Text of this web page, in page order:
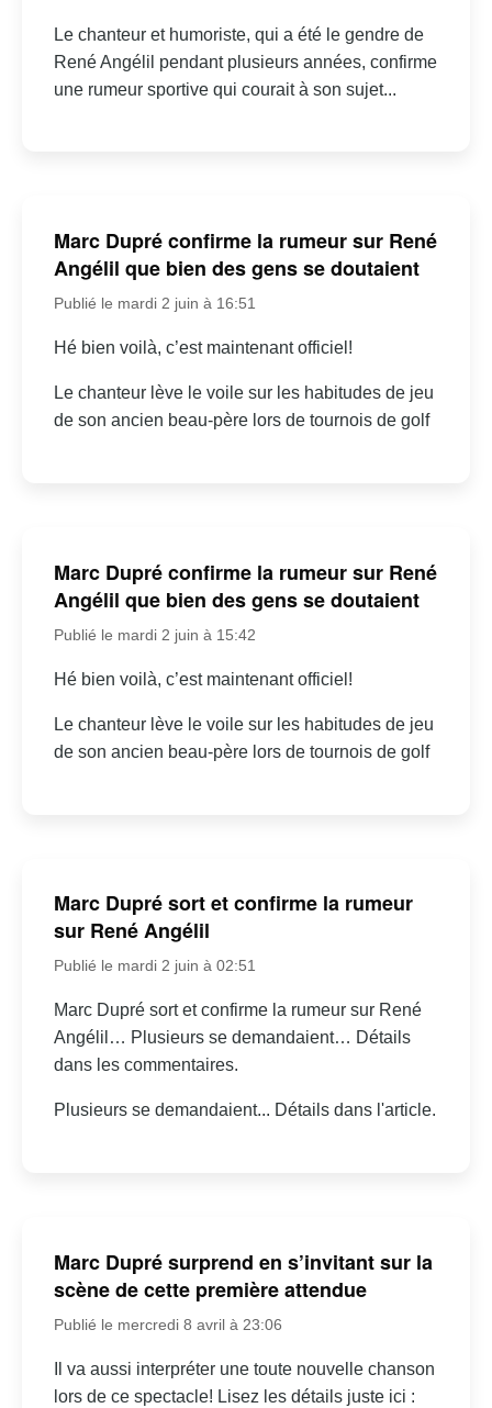
Le chanteur et humoriste, qui a été le gendre de
René Angélil pendant plusieurs années, confirme
une rumeur sportive qui courait à son sujet...
Marc Dupré confirme la rumeur sur René
Angélil que bien des gens se doutaient
Publié le mardi 2 juin à 16:51
Hé bien voilà, c’est maintenant officiel!
Le chanteur lève le voile sur les habitudes de jeu
de son ancien beau-père lors de tournois de golf
Marc Dupré confirme la rumeur sur René
Angélil que bien des gens se doutaient
Publié le mardi 2 juin à 15:42
Hé bien voilà, c’est maintenant officiel!
Le chanteur lève le voile sur les habitudes de jeu
de son ancien beau-père lors de tournois de golf
Marc Dupré sort et confirme la rumeur
sur René Angélil
Publié le mardi 2 juin à 02:51
Marc Dupré sort et confirme la rumeur sur René
Angélil… Plusieurs se demandaient… Détails
dans les commentaires.
Plusieurs se demandaient... Détails dans l'article.
Marc Dupré surprend en s’invitant sur la
scène de cette première attendue
Publié le mercredi 8 avril à 23:06
Il va aussi interpréter une toute nouvelle chanson
lors de ce spectacle! Lisez les détails juste ici :